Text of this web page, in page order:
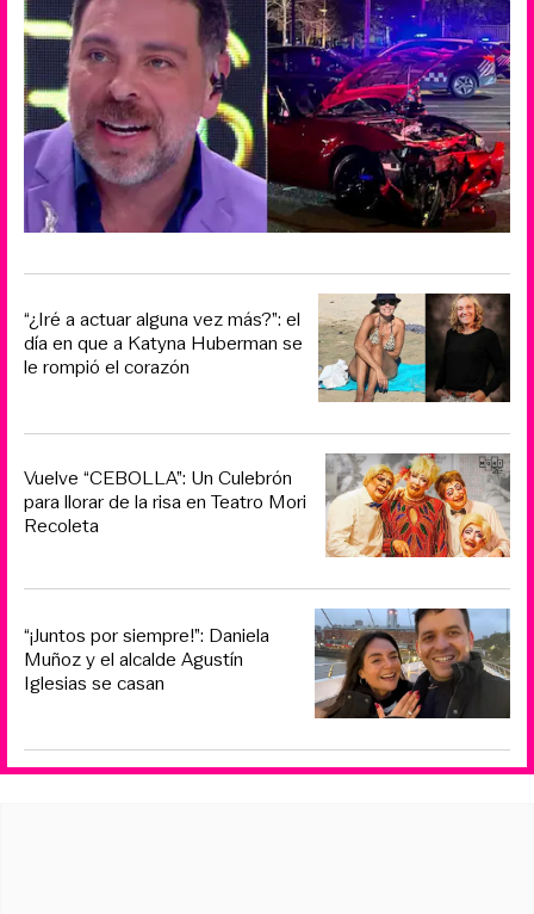
“¿Iré a actuar alguna vez más?”: el
día en que a Katyna Huberman se
le rompió el corazón
Vuelve “CEBOLLA”: Un Culebrón
para llorar de la risa en Teatro Mori
Recoleta
“¡Juntos por siempre!”: Daniela
Muñoz y el alcalde Agustín
Iglesias se casan